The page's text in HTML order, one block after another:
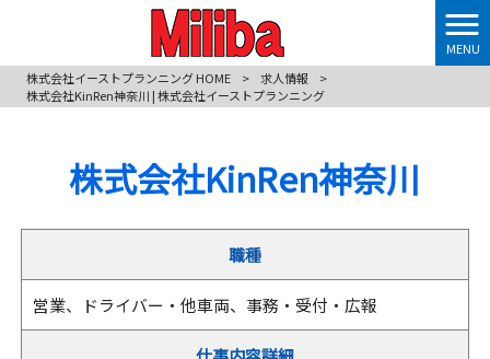
MENU
株式会社イーストプランニング HOME
> 求人情報
>
株式会社KinRen神奈川 | 株式会社イーストプランニング
株式会社KinRen神奈川
職種
営業、ドライバー・他車両、事務・受付・広報